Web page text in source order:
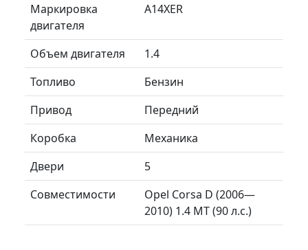
Маркировка
двигателя
A14XER
Объем двигателя
1.4
Топливо
Бензин
Привод
Передний
Коробка
Механика
Двери
5
Совместимости
Opel Corsa D (2006—
2010) 1.4 MT (90 л.с.)